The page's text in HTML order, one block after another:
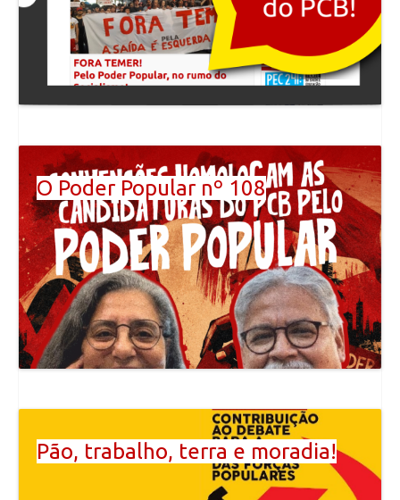
O Poder Popular nº 108
Pão, trabalho, terra e moradia!